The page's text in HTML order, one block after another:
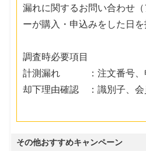
漏れに関するお問い合わせ
ーが購入・申込みをした日を
調査時必要項目
計測漏れ ：注文番号、
却下理由確認 ：識別子、会
その他おすすめキャンペーン